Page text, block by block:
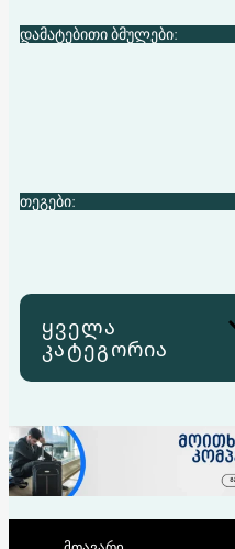
დამატებითი ბმულები:
თეგები:
ყველა
კატეგორია